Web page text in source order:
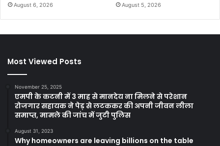
August 6, 2026 August 5, 2026
Most Viewed Posts
November 25, 2025
एमपी के कटनी में 3 माह से मानदेय ना मिलने से परेशान
रोजगार सहायक ने पेड़ से लटककर की अपनी जीवन लीला
समाप्त, मामले की जांच में जुटी पुलिस
August 31, 2023
Why homeowners are leaving billions on the table